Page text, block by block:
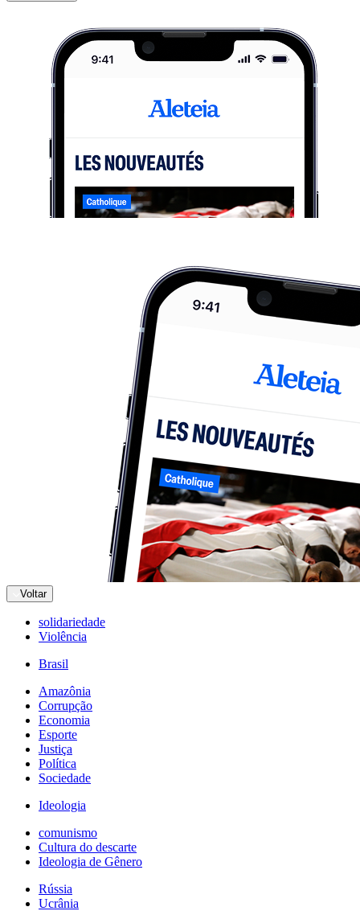
Voltar
solidariedade
Violência
Brasil
Amazônia
Corrupção
Economia
Esporte
Justiça
Política
Sociedade
Ideologia
comunismo
Cultura do descarte
Ideologia de Gênero
Rússia
Ucrânia